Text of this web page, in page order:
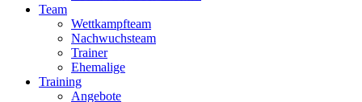
Team
Wettkampfteam
Nachwuchsteam
Trainer
Ehemalige
Training
Angebote